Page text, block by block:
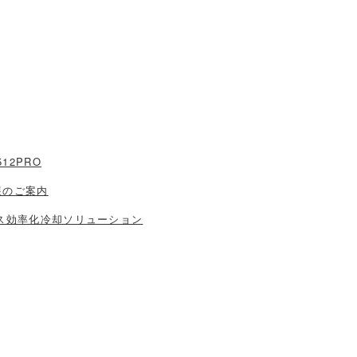
ご案内
率化冷却ソリューション